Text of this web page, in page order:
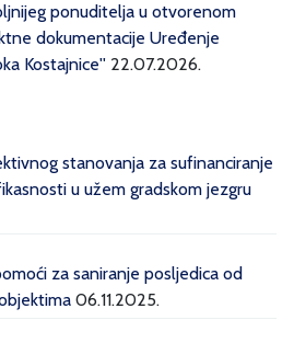
ponuditelja u otvorenom
dokumentacije Uređenje
Kostajnice'' 22.07.2026.
stanovanja za sufinanciranje
u užem gradskom jezgru
za saniranje posljedica od
06.11.2025.